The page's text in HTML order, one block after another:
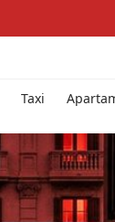
Taxi